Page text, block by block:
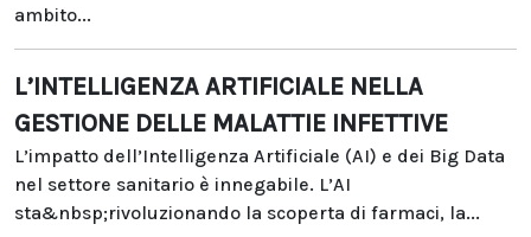
ambito...
L’INTELLIGENZA ARTIFICIALE NELLA
GESTIONE DELLE MALATTIE INFETTIVE
L’impatto dell’Intelligenza Artificiale (AI) e dei Big Data
nel settore sanitario è innegabile. L’AI
sta&nbsp;rivoluzionando la scoperta di farmaci, la...